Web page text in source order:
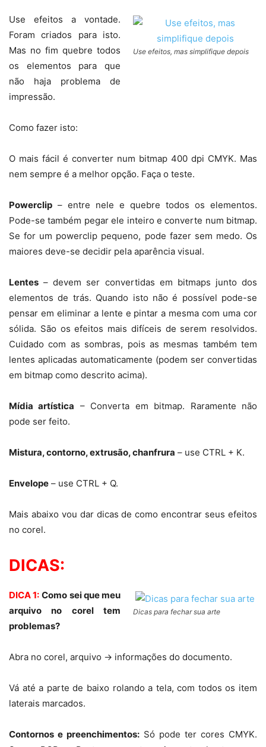
Use efeitos, mas simplifique depois
Use efeitos a vontade.
Foram criados para isto.
Mas no fim quebre todos
os elementos para que
não haja problema de
impressão.
Como fazer isto:
O mais fácil é converter num bitmap 400 dpi CMYK. Mas
nem sempre é a melhor opção. Faça o teste.
Powerclip – entre nele e quebre todos os elementos.
Pode-se também pegar ele inteiro e converte num bitmap.
Se for um powerclip pequeno, pode fazer sem medo. Os
maiores deve-se decidir pela aparência visual.
Lentes – devem ser convertidas em bitmaps junto dos
elementos de trás. Quando isto não é possível pode-se
pensar em eliminar a lente e pintar a mesma com uma cor
sólida. São os efeitos mais difíceis de serem resolvidos.
Cuidado com as sombras, pois as mesmas também tem
lentes aplicadas automaticamente (podem ser convertidas
em bitmap como descrito acima).
Mídia artística – Converta em bitmap. Raramente não
pode ser feito.
Mistura, contorno, extrusão, chanfrura – use CTRL + K.
Envelope – use CTRL + Q.
Mais abaixo vou dar dicas de como encontrar seus efeitos
no corel.
DICAS:
Dicas para fechar sua arte
DICA 1: Como sei que meu
arquivo no corel tem
problemas?
Abra no corel, arquivo -> informações do documento.
Vá até a parte de baixo rolando a tela, com todos os item
laterais marcados.
Contornos e preenchimentos: Só pode ter cores CMYK.